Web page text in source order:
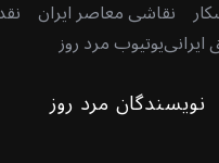
نقاشی معاصر ایران
یوتیوب مرد روز
نویسندگان مرد روز